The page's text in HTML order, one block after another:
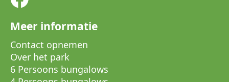
Meer informatie
Contact opnemen
Over het park
6 Persoons bungalows